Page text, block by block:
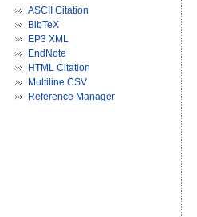
ASCII Citation
BibTeX
EP3 XML
EndNote
HTML Citation
Multiline CSV
Reference Manager